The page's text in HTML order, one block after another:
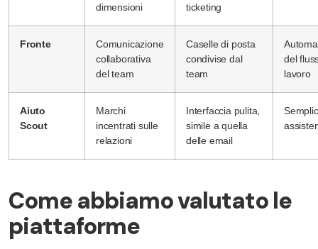
dimensioni
ticketing
Fronte
Comunicazione
collaborativa
del team
Caselle di posta
condivise dal
team
del
lavoro
Aiuto
Scout
Marchi
incentrati sulle
relazioni
Interfaccia pulita,
simile a quella
delle email
Come abbiamo valutato le
piattaforme